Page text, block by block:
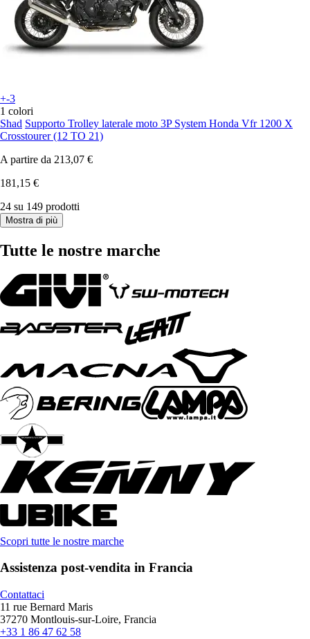
+-3
1 colori
Shad Supporto Trolley laterale moto 3P System Honda Vfr 1200 X
Crosstourer (12 TO 21)
A partire da 213,07 €
181,15 €
24 su 149 prodotti
Mostra di più
Tutte le nostre marche
Scopri tutte le nostre marche
Assistenza post-vendita in Francia
Contattaci
11 rue Bernard Maris
37270 Montlouis-sur-Loire, Francia
+33 1 86 47 62 58